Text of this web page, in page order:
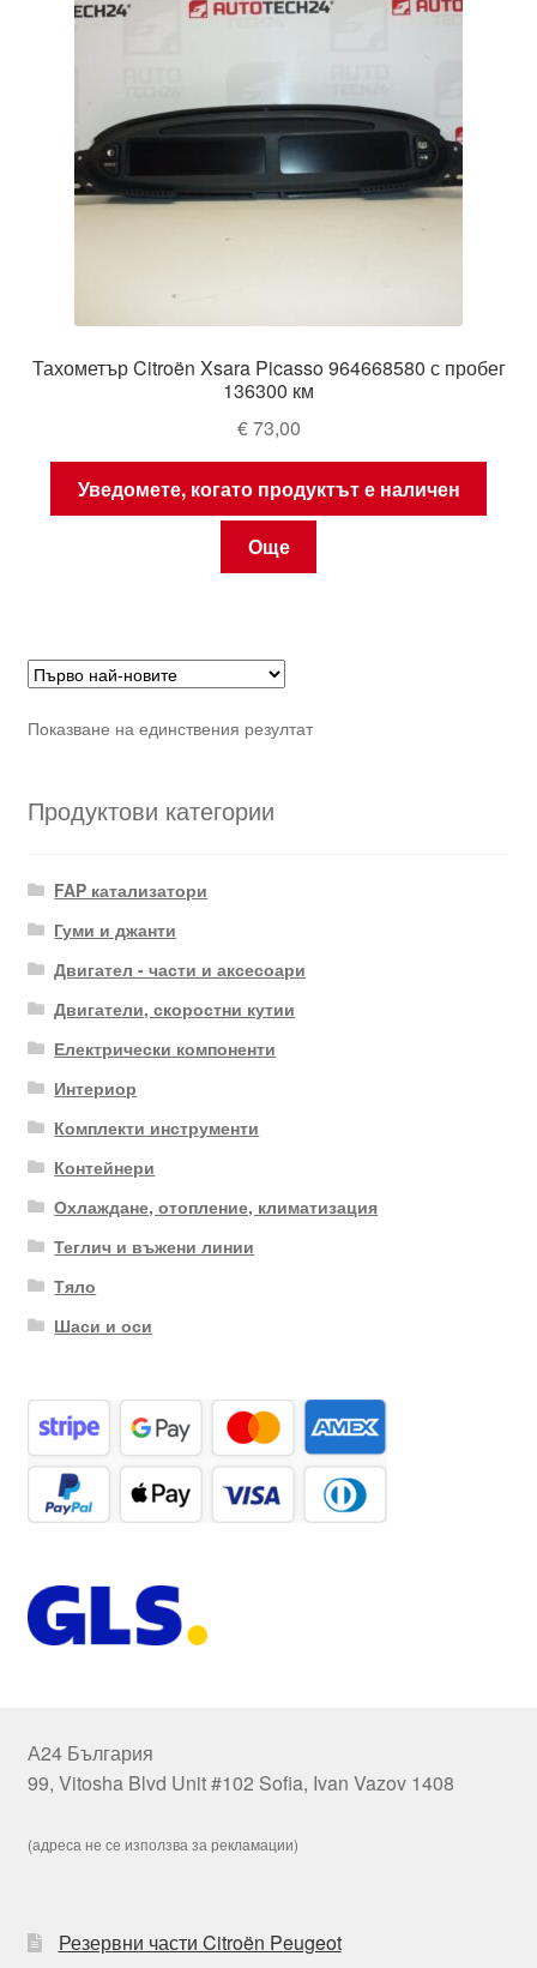
Тахометър Citroën Xsara Picasso 964668580 с пробег
136300 км
€73,00
Уведомете, когато продуктът е наличен
Още
Показване на единствения резултат
Продуктови категории
FAP катализатори
Гуми и джанти
Двигател - части и аксесоари
Двигатели, скоростни кутии
Електрически компоненти
Интериор
Комплекти инструменти
Контейнери
Охлаждане, отопление, климатизация
Теглич и въжени линии
Тяло
Шаси и оси
А24 България
99, Vitosha Blvd Unit #102 Sofia, Ivan Vazov 1408
(адреса не се използва за рекламации)
Резервни части Citroën Peugeot